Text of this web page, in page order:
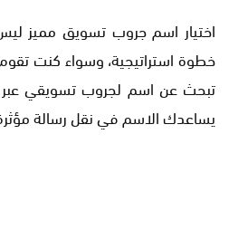
اختيار اسم جروب تسويق مميز
خطوة استراتيجية، وسواء كنت
تبحث عن اسم لجروب تسويقي عبر
يساعدك الاسم في نقل رسالة مؤثرة